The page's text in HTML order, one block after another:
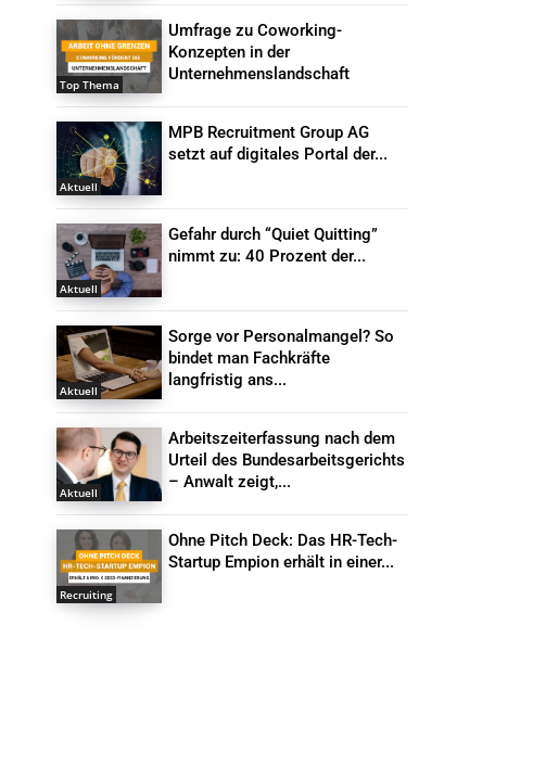
Top Thema
Umfrage zu Coworking-
Konzepten in der
Unternehmenslandschaft
Aktuell
MPB Recruitment Group AG
setzt auf digitales Portal der...
Aktuell
Gefahr durch “Quiet Quitting”
nimmt zu: 40 Prozent der...
Aktuell
Sorge vor Personalmangel? So
bindet man Fachkräfte
langfristig ans...
Aktuell
Arbeitszeiterfassung nach dem
Urteil des Bundesarbeitsgerichts
– Anwalt zeigt,...
Recruiting
Ohne Pitch Deck: Das HR-Tech-
Startup Empion erhält in einer...